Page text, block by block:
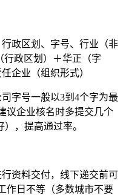
政区划、字号、行业（非
行政区划）＋华正（字
企业（组织形式）
字号一般以3到4个字为最
议企业核名时多提交几个
，提高通过率。
资料交付，线下递交前可
作日不等（多数城市不要